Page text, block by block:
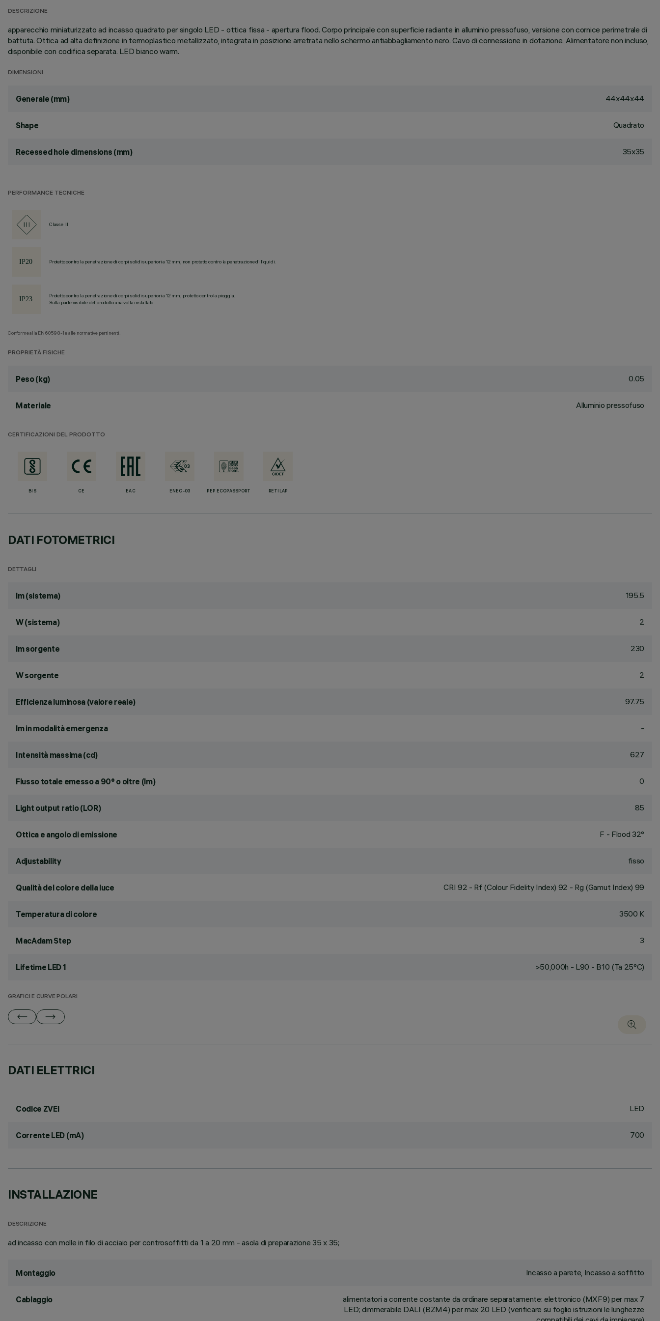
DESCRIZIONE
apparecchio miniaturizzato ad incasso quadrato per singolo LED - ottica fissa - apertura flood. Corpo principale con superficie radiante in alluminio pressofuso, versione con cornice perimetrale di
battuta. Ottica ad alta definizione in termoplastico metallizzato, integrata in posizione arretrata nello schermo antiabbagliamento nero. Cavo di connessione in dotazione. Alimentatore non incluso,
disponibile con codifica separata. LED bianco warm.
DIMENSIONI
Generale (mm) 44x44x44
Shape Quadrato
Recessed hole dimensions (mm) 35x35
PERFORMANCE TECNICHE
Classe III
Protetto contro la penetrazione di corpi solidi superiori a 12 mm, non protetto contro la penetrazione di liquidi.
Protetto contro la penetrazione di corpi solidi superiori a 12 mm, protetto contro la pioggia.
Sulla parte visibile del prodotto una volta installato
Conforme alla EN60598-1 e alle normative pertinenti.
PROPRIETÀ FISICHE
Peso (kg) 0.05
Materiale Alluminio pressofuso
CERTIFICAZIONI DEL PRODOTTO
BIS CE EAC ENEC-03 PEP ECOPASSPORT RETILAP
DATI FOTOMETRICI
DETTAGLI
lm (sistema) 195.5
W (sistema) 2
lm sorgente 230
W sorgente 2
Efficienza luminosa (valore reale) 97.75
lm in modalità emergenza -
Intensità massima (cd) 627
Flusso totale emesso a 90° o oltre (lm) 0
Light output ratio (LOR) 85
Ottica e angolo di emissione F - Flood 32°
Adjustability fisso
Qualità del colore della luce CRI 92 - Rf (Colour Fidelity Index) 92 - Rg (Gamut Index) 99
Temperatura di colore 3500 K
MacAdam Step 3
Lifetime LED 1 >50,000h - L90 - B10 (Ta 25°C)
GRAFICI E CURVE POLARI
DATI ELETTRICI
Codice ZVEI LED
Corrente LED (mA) 700
INSTALLAZIONE
DESCRIZIONE
ad incasso con molle in filo di acciaio per controsoffitti da 1 a 20 mm - asola di preparazione 35 x 35;
Montaggio Incasso a parete, Incasso a soffitto
Cablaggio
alimentatori a corrente costante da ordinare separatamente: elettronico (MXF9) per max 7
LED; dimmerabile DALI (BZM4) per max 20 LED (verificare su foglio istruzioni le lunghezze